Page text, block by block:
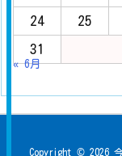
24 25
31
« 6月
Copyright © 2026